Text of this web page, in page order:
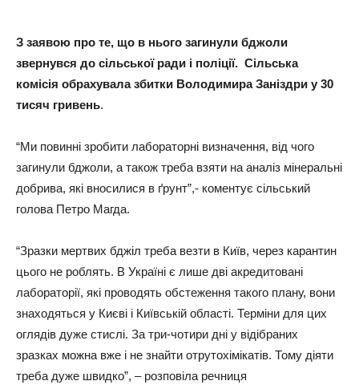
З заявою про те, що в нього загинули бджоли
звернувся до сільської ради і поліції. Сільська
комісія обрахувала збитки Володимира Заніздри у 30
тисяч гривень.
“Ми повинні зробити лабораторні визначення, від чого
загинули бджоли, а також треба взяти на аналіз мінеральні
добрива, які вносилися в ґрунт”,- коментує сільський
голова Петро Магда.
“Зразки мертвих бджіл треба везти в Київ, через карантин
цього не роблять. В Україні є лише дві акредитовані
лабораторії, які проводять обстеження такого плану, вони
знаходяться у Києві і Київській області. Терміни для цих
оглядів дуже стислі. За три-чотири дні у відібраних
зразках можна вже і не знайти отрутохімікатів. Тому діяти
треба дуже швидко”, – розповіла речниця